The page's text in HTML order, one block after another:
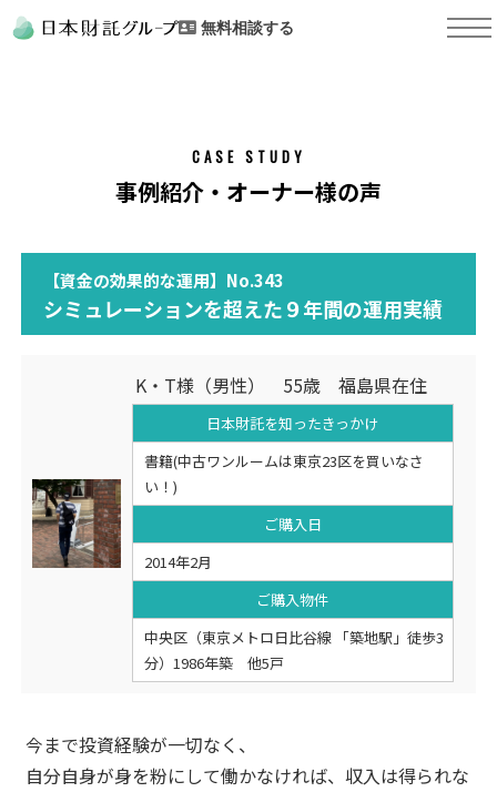
無料相談する
CASE STUDY
事例紹介・オーナー様の声
【資金の効果的な運用】No.343
シミュレーションを超えた９年間の運用実績
K・T様（男性） 55歳 福島県在住
日本財託を知ったきっかけ
書籍(中古ワンルームは東京23区を買いなさ
い！)
ご購入日
2014年2月
ご購入物件
中央区（東京メトロ日比谷線 「築地駅」徒歩3
分）1986年築 他5戸
今まで投資経験が一切なく、
自分自身が身を粉にして働かなければ、収入は得られな